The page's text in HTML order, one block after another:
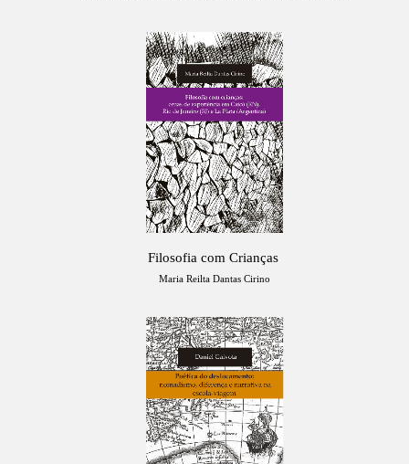
Filosofia com Crianças
Maria Reilta Dantas Cirino